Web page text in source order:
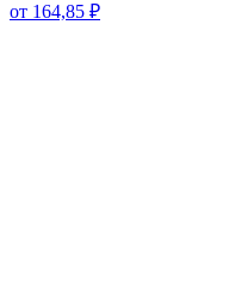
от 164,85 ₽